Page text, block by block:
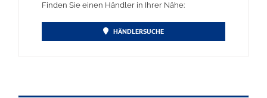
Finden Sie einen Händler in Ihrer Nähe:
HÄNDLERSUCHE